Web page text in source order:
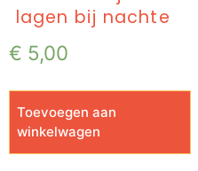
lagen bij nachte
€ 5,00
Toevoegen aan
winkelwagen